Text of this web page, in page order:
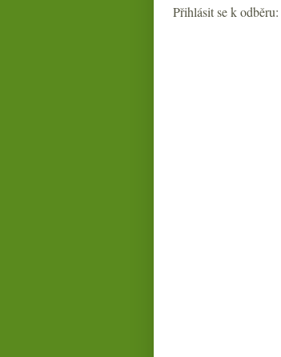
Přihlásit se k odběru: